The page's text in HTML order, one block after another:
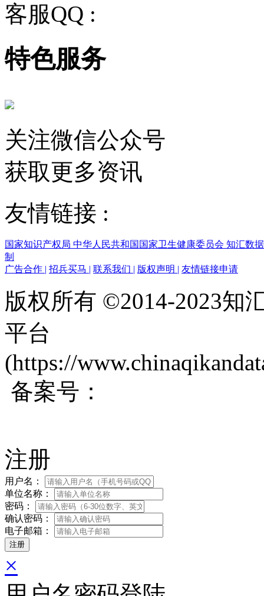
客服QQ :
特色服务
关注微信公众号
获取更多资讯
友情链接 :
国家知识产权局 中华人民共和国国家卫生健康委员会 知汇数
制
广告合作 | 招兵买马 | 联系我们 | 版权声明 | 友情链接申请
版权所有 ©2014-2023知
平台
(https://
备案号：
注册
用户名：
单位名称：
密码：
确认密码：
电子邮箱：
×